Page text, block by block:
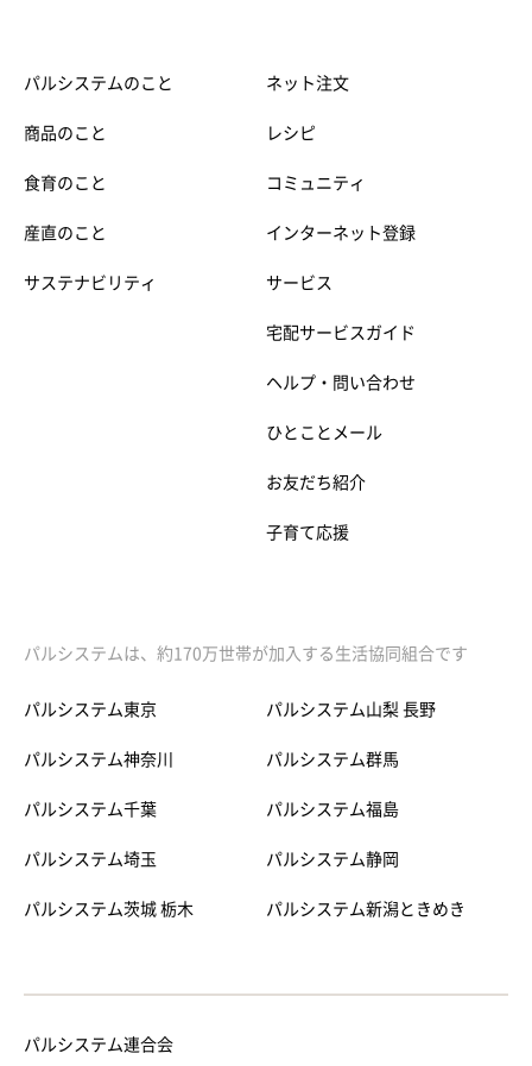
パルシステムのこと
商品のこと
食育のこと
産直のこと
サステナビリティ
ネット注文
レシピ
コミュニティ
インターネット登録
サービス
宅配サービスガイド
ヘルプ・問い合わせ
ひとことメール
お友だち紹介
子育て応援
パルシステムは、約170万世帯が加入する生活協同組合です
パルシステム東京
パルシステム神奈川
パルシステム千葉
パルシステム埼玉
パルシステム茨城 栃木
パルシステム山梨 長野
パルシステム群馬
パルシステム福島
パルシステム静岡
パルシステム新潟ときめき
パルシステム連合会